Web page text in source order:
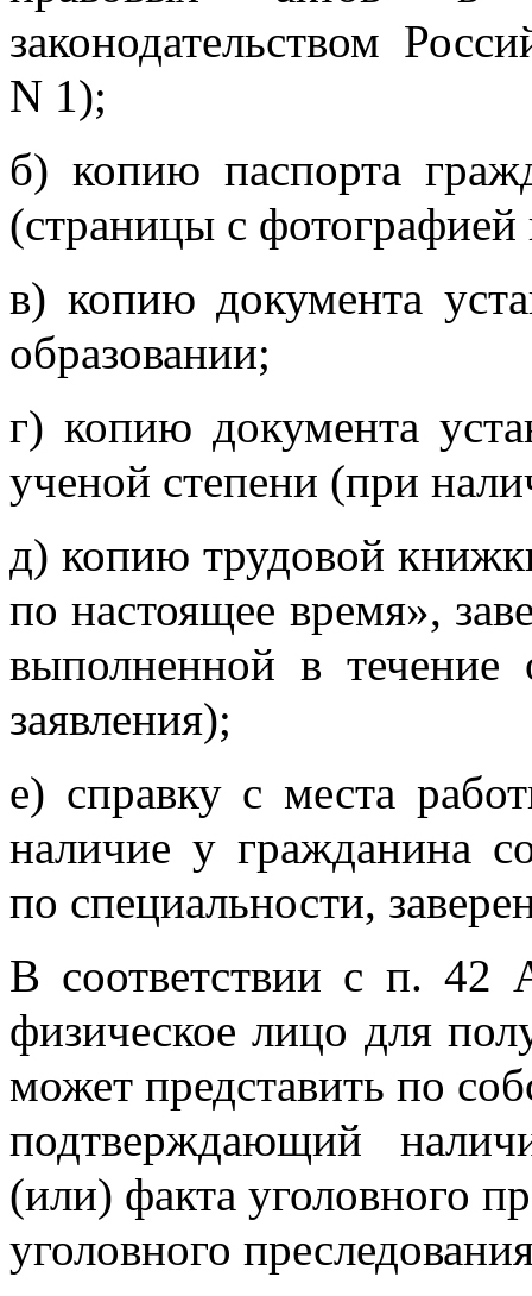
законодательством
N 1);
б) копию паспорта
(страницы с фотографией
в) копию документа
образовании;
г) копию документа
ученой степени (при
д) копию трудовой
по настоящее время»,
выполненной в
заявления);
е) справку с места
наличие у гражданина
по специальности,
В соответствии с п. 42
физическое лицо для
может представить по
подтверждающий
(или) факта уголовного
уголовного